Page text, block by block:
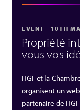
EVENT - 10TH
Propriété
vous vos
HGF et la
organisent un
partenaire de